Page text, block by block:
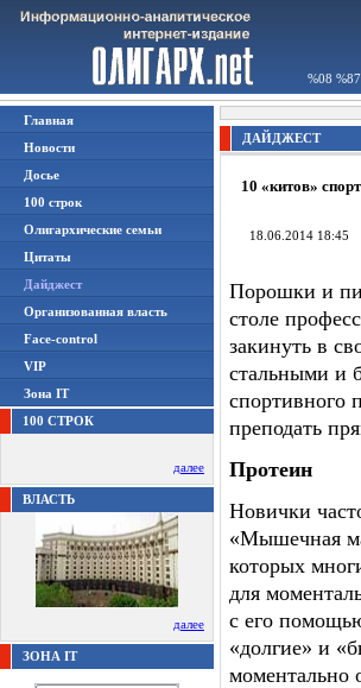
%08
Главная
Новости
Досье
100 строк
Олигархические семьи
Цитаты
Дайджест
Организованная власть
Face-control
VIP
Зона IT
100 СТРОК
далее
ВЛАСТЬ
далее
ЗОНА IT
ДАЙДЖЕСТ
10 «китов»
18.06.2014 18:45
Порошки и
столе
закинуть в
стальными и
спортивного
преподать
Протеин
Новички
«Мышечная
которых
для
с его
«долгие» и
моментально